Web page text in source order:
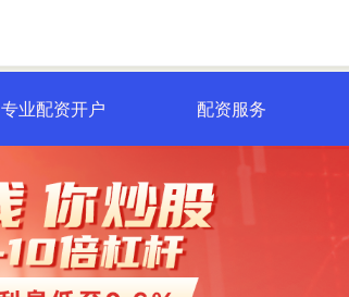
专业配资开户 配资服务